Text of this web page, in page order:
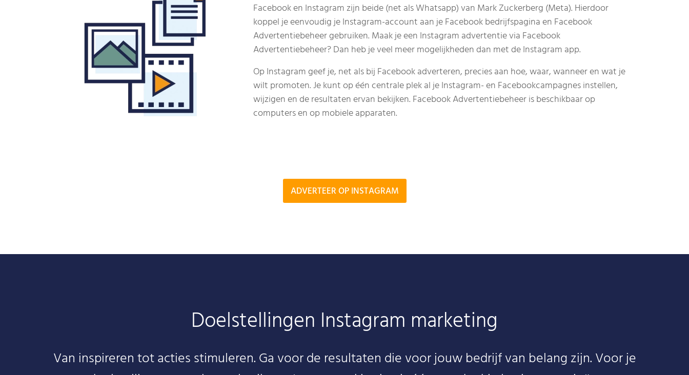
Facebook en Instagram zijn beide (net als Whatsapp) van Mark Zuckerberg (Meta). Hierdoor
koppel je eenvoudig je Instagram-account aan je Facebook bedrijfspagina en Facebook
Advertentiebeheer gebruiken. Maak je een Instagram advertentie via Facebook
Advertentiebeheer? Dan heb je veel meer mogelijkheden dan met de Instagram app.
Op Instagram geef je, net als bij Facebook adverteren, precies aan hoe, waar, wanneer en wat je
wilt promoten. Je kunt op één centrale plek al je Instagram- en Facebookcampagnes instellen,
wijzigen en de resultaten ervan bekijken. Facebook Advertentiebeheer is beschikbaar op
computers en op mobiele apparaten.
ADVERTEER OP INSTAGRAM
Doelstellingen Instagram marketing
Van inspireren tot acties stimuleren. Ga voor de resultaten die voor jouw bedrijf van belang zijn. Voor je